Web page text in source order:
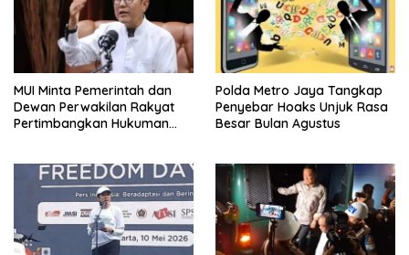
MUI Minta Pemerintah dan
Dewan Perwakilan Rakyat
Pertimbangkan Hukuman
Polda Metro Jaya Tangkap
Penyebar Hoaks Unjuk Rasa
Besar Bulan Agustus